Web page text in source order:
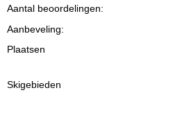
Aantal beoordelingen:
Aanbeveling:
Plaatsen
Skigebieden